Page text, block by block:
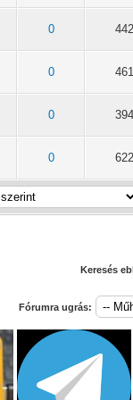
0 442
0 461
0 394
0 622
Keresés
Fórumra ugrás: